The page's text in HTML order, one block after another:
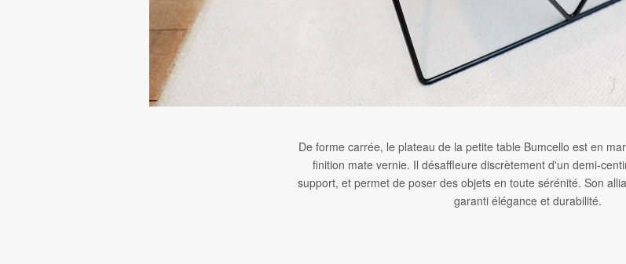
De forme carrée, le plateau de la petite table Bumcello est en
finition mate vernie. Il désaffleure discrètement d'un demi-
support, et permet de poser des objets en toute sérénité. Son
garanti élégance et durabilité.